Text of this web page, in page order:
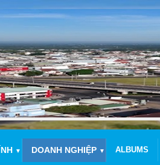
▼ DOANH NGHIỆP ▼ ALBUMS